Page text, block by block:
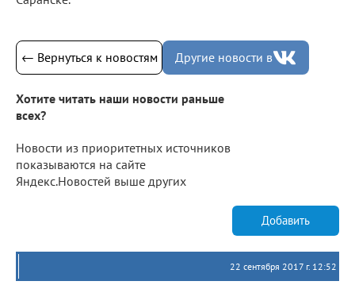
← Вернуться к новостям Другие новости в
Хотите читать наши новости раньше
всех?
Новости из приоритетных источников
показываются на сайте
Яндекс.Новостей выше других
Добавить
22 сентября 2017 г. 12:52